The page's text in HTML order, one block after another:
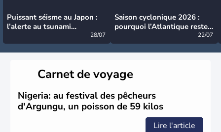
Puissant séisme au Japon :
l’alerte au tsunami
28/07
Saison cyclonique 2026 :
pourquoi l’Atlantique reste
22/07
Carnet de voyage
Nigeria: au festival des pêcheurs
d'Argungu, un poisson de 59 kilos
Lire l'article